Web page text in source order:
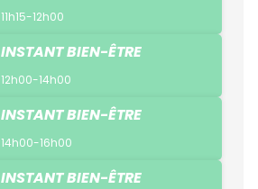
11h15-12h00
INSTANT BIEN-ÊTRE
12h00-14h00
INSTANT BIEN-ÊTRE
14h00-16h00
INSTANT BIEN-ÊTRE